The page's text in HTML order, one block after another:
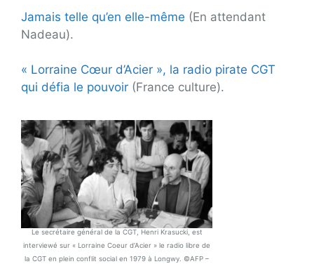
Jamais telle qu’en elle-même (En attendant
Nadeau).
« Lorraine Cœur d’Acier », la radio pirate CGT
qui défia le pouvoir (France culture).
Le secrétaire général de la CGT, Henri Krasucki, est
interviewé sur « Lorraine Coeur d’Acier » le radio libre de
la CGT en plein conflit social en 1979 à Longwy. ©AFP –